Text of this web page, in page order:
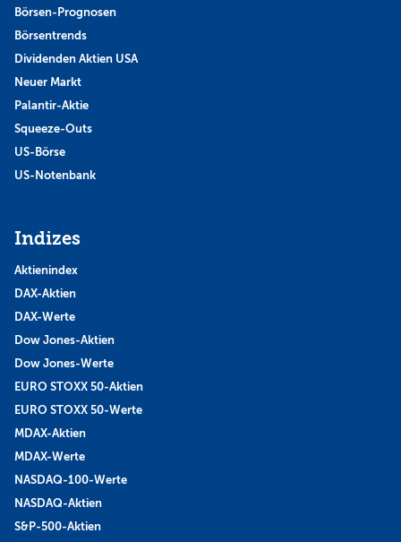
Börsen-Prognosen
Börsentrends
Dividenden Aktien USA
Neuer Markt
Palantir-Aktie
Squeeze-Outs
US-Börse
US-Notenbank
Indizes
Aktienindex
DAX-Aktien
DAX-Werte
Dow Jones-Aktien
Dow Jones-Werte
EURO STOXX 50-Aktien
EURO STOXX 50-Werte
MDAX-Aktien
MDAX-Werte
NASDAQ-100-Werte
NASDAQ-Aktien
S&P-500-Aktien